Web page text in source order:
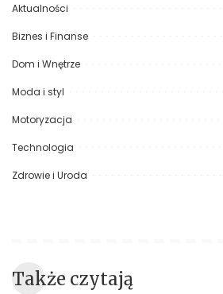
Aktualności
Biznes i Finanse
Dom i Wnętrze
Moda i styl
Motoryzacja
Technologia
Zdrowie i Uroda
Także czytają